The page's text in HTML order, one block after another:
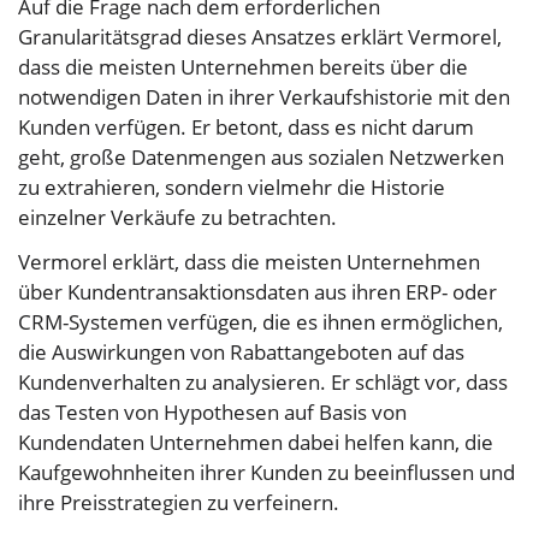
Auf die Frage nach dem erforderlichen
Granularitätsgrad dieses Ansatzes erklärt Vermorel,
dass die meisten Unternehmen bereits über die
notwendigen Daten in ihrer Verkaufshistorie mit den
Kunden verfügen. Er betont, dass es nicht darum
geht, große Datenmengen aus sozialen Netzwerken
zu extrahieren, sondern vielmehr die Historie
einzelner Verkäufe zu betrachten.
Vermorel erklärt, dass die meisten Unternehmen
über Kundentransaktionsdaten aus ihren ERP- oder
CRM-Systemen verfügen, die es ihnen ermöglichen,
die Auswirkungen von Rabattangeboten auf das
Kundenverhalten zu analysieren. Er schlägt vor, dass
das Testen von Hypothesen auf Basis von
Kundendaten Unternehmen dabei helfen kann, die
Kaufgewohnheiten ihrer Kunden zu beeinflussen und
ihre Preisstrategien zu verfeinern.